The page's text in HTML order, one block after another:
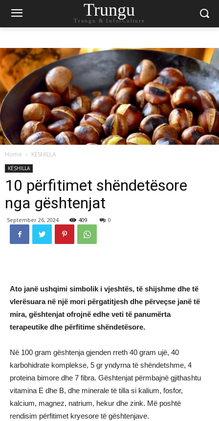
Trungu
Trungu & InforCulture
Home KËSHILLA
KËSHILLA
10 përfitimet shëndetësore
nga gështenjat
September 26, 2024 409 0
Ato janë ushqimi simbolik i vjeshtës, të shijshme dhe të
vlerësuara në një mori përgatitjesh dhe përveçse janë të
mira, gështenjat ofrojnë edhe veti të panumërta
terapeutike dhe përfitime shëndetësore.
Në 100 gram gështenja gjenden rreth 40 gram ujë, 40
karbohidrate komplekse, 5 gr yndyrna të shëndetshme, 4
proteina bimore dhe 7 fibra. Gështenjat përmbajnë gjithashtu
vitamina E dhe B, dhe minerale të tilla si kalium, fosfor,
kalcium, magnez, natrium, hekur dhe zink. Më poshtë
rendisim përfitimet kryesore të gështenjave.